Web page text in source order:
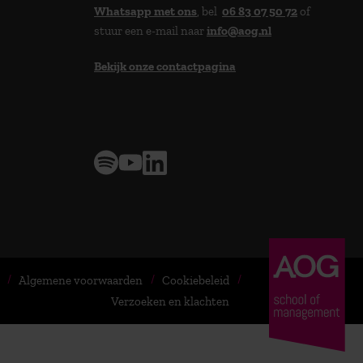
Whatsapp met ons, bel 06 83 07 50 72 of
stuur een e-mail naarinfo@aog.nl
Bekijk onze contactpagina
Algemene voorwaarden
Cookiebeleid
Verzoeken en klachten